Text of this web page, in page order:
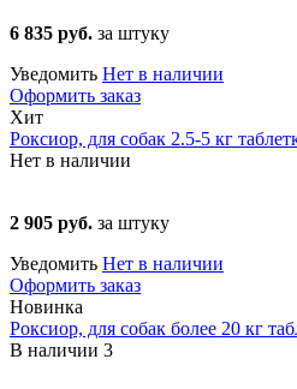
6 835 руб. за штуку
Уведомить Нет в наличии
Оформить заказ
Хит
Роксиор, для собак 2.5-5 кг
Нет в наличии
2 905 руб. за штуку
Уведомить Нет в наличии
Оформить заказ
Новинка
Роксиор, для собак более 20 кг
В наличии 3